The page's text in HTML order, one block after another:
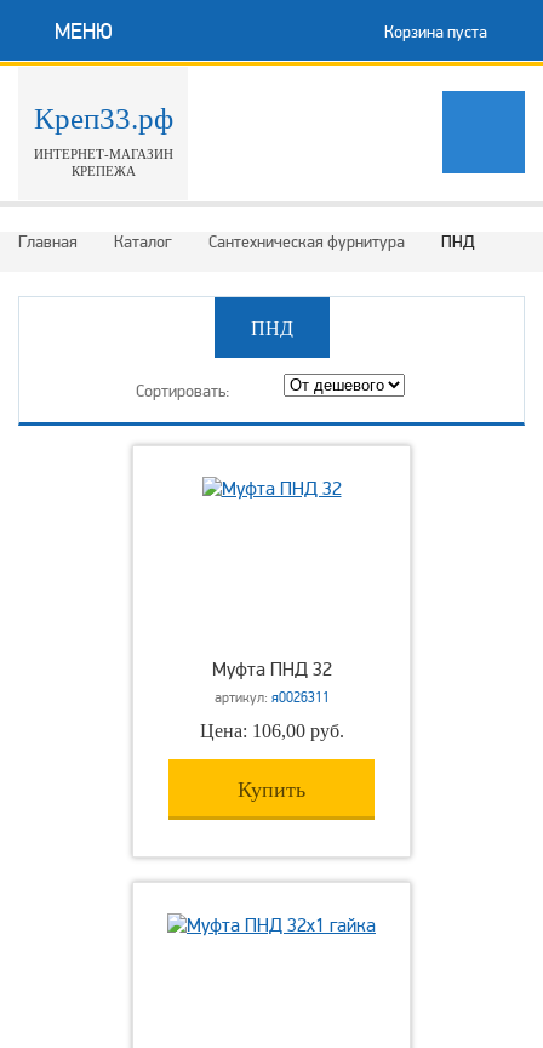
МЕНЮ Корзина пуста
Креп33.рф
ИНТЕРНЕТ-МАГАЗИН
КРЕПЕЖА
Главная Каталог Сантехническая фурнитура ПНД
ПНД
Сортировать:
Муфта ПНД 32
артикул: я0026311
Цена: 106,00 руб.
Купить